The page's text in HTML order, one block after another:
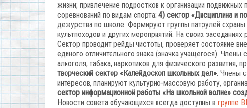
жизни; привлечение подростков к организации подвижных
соревнований по видам спорта; 4) сектор «Дисциплина и
дежурства по школе. Формируют группы патрулей
культпоходов и других мероприятий. На своих
Сектор проводит рейды чистоты, проверяет состояние
единого отличительного знака (значка учащегося).
алкоголя, табака, наркотиков для физического развития,
творческий сектор «Калейдоскоп школьных дел». Члены
интересов, планируют культурно-­массовую работу,
сектор информационной работы «На школьной волне»
Новости совета обучающихся всегда доступны в группе